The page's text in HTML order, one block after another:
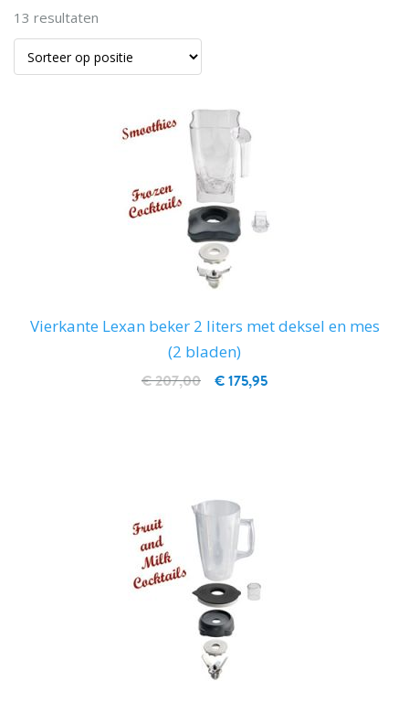
13 resultaten
Vierkante Lexan beker 2 liters met deksel en mes
(2 bladen)
€ 175,95
€ 207,00